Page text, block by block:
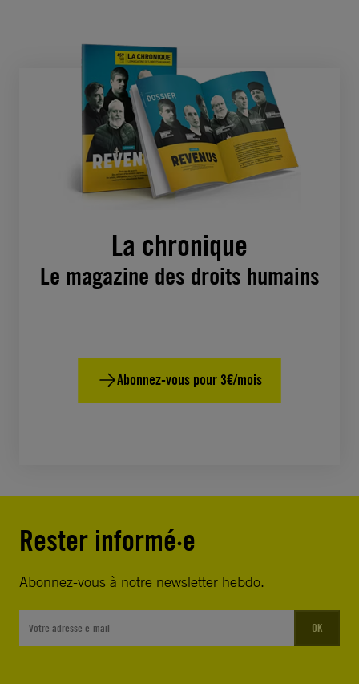
La chronique
Le magazine des droits humains
Abonnez-vous pour 3€/mois
Rester informé·e
Abonnez-vous à notre newsletter hebdo.
OK